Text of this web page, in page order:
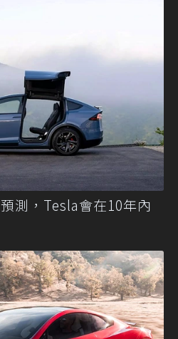
測，Tesla會在10年內